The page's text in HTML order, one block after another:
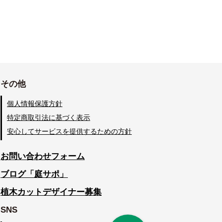
その他
個人情報保護方針
特定商取引法に基づく表示
安心してサービスを提供するための方針
お問い合わせフォーム
ブログ「庭サポ」
植木カットデザイナー募集
SNS